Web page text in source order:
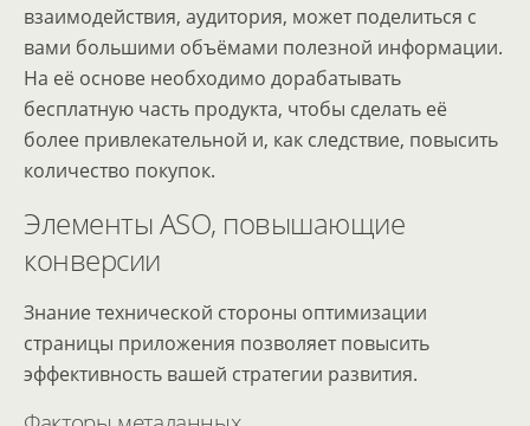
взаимодействия, аудитория, может поделиться с
вами большими объёмами полезной информации.
На её основе необходимо дорабатывать
бесплатную часть продукта, чтобы сделать её
более привлекательной и, как следствие, повысить
количество покупок.
Элементы ASO, повышающие
конверсии
Знание технической стороны оптимизации
страницы приложения позволяет повысить
эффективность вашей стратегии развития.